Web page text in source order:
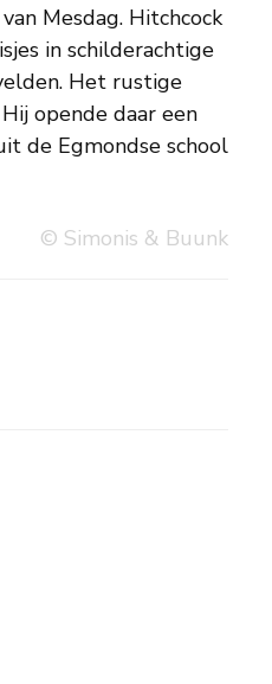
© Simonis & Buunk